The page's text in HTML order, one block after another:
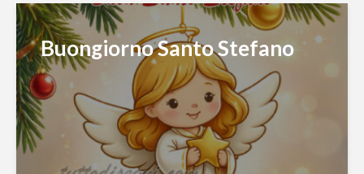
Buongiorno Santo Stefano